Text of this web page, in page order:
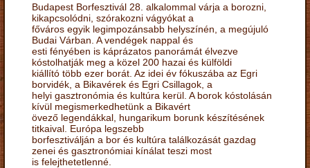
Budapest Borfesztivál 28. alkalommal várja a borozni,
kikapcsolódni, szórakozni vágyókat a
főváros egyik legimpozánsabb helyszínén, a megújuló
Budai Várban. A vendégek nappal és
esti fényében is káprázatos panorámát élvezve
kóstolhatják meg a közel 200 hazai és külföldi
kiállító több ezer borát. Az idei év fókuszába az Egri
borvidék, a Bikavérek és Egri Csillagok, a
helyi gasztronómia és kultúra kerül. A borok kóstolásán
kívül megismerkedhetünk a Bikavért
övező legendákkal, hungarikum borunk készítésének
titkaival. Európa legszebb
borfesztiválján a bor és kultúra találkozását gazdag
zenei és gasztronómiai kínálat teszi most
is felejthetetlenné.